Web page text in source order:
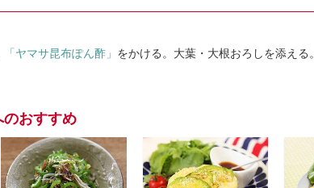
「ヤマサ昆布ぽん酢」 をかける。大葉・大根おろしを添える。
おすすめ